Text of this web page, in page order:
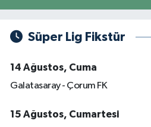
Süper Lig Fikstür
14 Ağustos, Cuma
Galatasaray - Çorum FK
15 Ağustos, Cumartesi